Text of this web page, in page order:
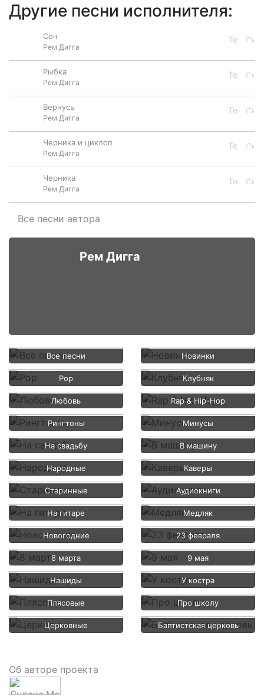
Другие песни исполнителя:
Сон
Рем Дигга
Рыбка
Рем Дигга
Вернусь
Рем Дигга
Черника и циклоп
Рем Дигга
Черника
Рем Дигга
Все песни автора
Рем Дигга
Все песни Новинки
Pop Клубняк
Любовь Rap & Hip-Hop
Рингтоны Минусы
На свадьбу В машину
Народные Каверы
Старинные Аудиокниги
На гитаре Медляк
Новогодние 23 февраля
8 марта 9 мая
Нашиды У костра
Плясовые Про школу
Церковные Баптистская церковь
Об авторе проекта